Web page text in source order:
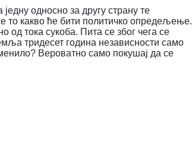
односно за другу страну те
то какво ће бити политичко опредељење.
од тока сукоба. Пита се због чега се
тридесет година независности само
Вероватно само покушај да се